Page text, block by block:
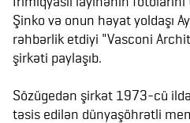
Şinko və onun həyat yoldaşı
rəhbərlik etdiyi "Vasconi
şirkəti paylaşıb.
Sözügedən şirkət 1973-cü
təsis edilən dünyaşöhrətli